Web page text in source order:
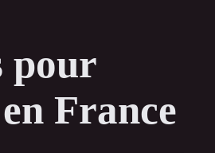
pour
France